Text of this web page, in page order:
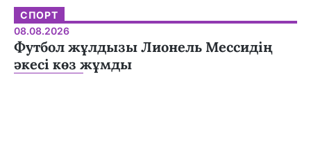
СПОРТ
08.08.2026
Футбол жұлдызы Лионель Мессидің
әкесі көз жұмды